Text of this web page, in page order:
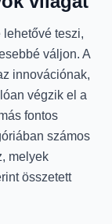
teszi,
váljon. A
innovációnak,
végzik el a
fontos
számos
melyek
összetett